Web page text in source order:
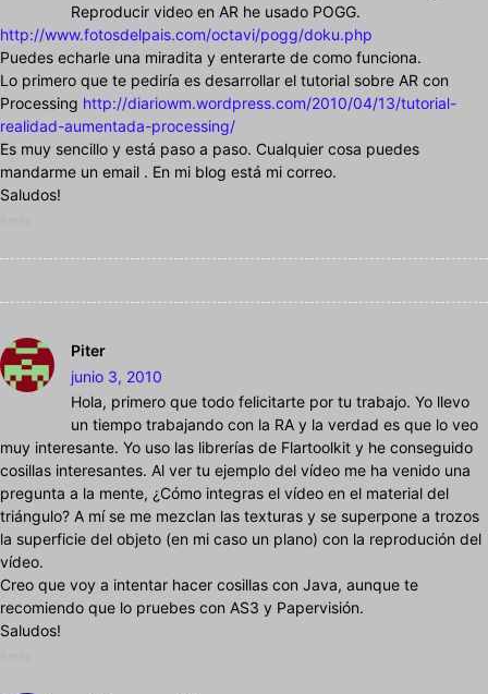
Reproducir video en AR he usado POGG.
http://www.fotosdelpais.com/octavi/pogg/doku.php
Puedes echarle una miradita y enterarte de como funciona.
Lo primero que te pediría es desarrollar el tutorial sobre AR con
Processing http://diariowm.wordpress.com/2010/04/13/tutorial-
realidad-aumentada-processing/
Es muy sencillo y está paso a paso. Cualquier cosa puedes
mandarme un email . En mi blog está mi correo.
Saludos!
Piter
junio 3, 2010
Hola, primero que todo felicitarte por tu trabajo. Yo llevo
un tiempo trabajando con la RA y la verdad es que lo veo
muy interesante. Yo uso las librerías de Flartoolkit y he conseguido
cosillas interesantes. Al ver tu ejemplo del vídeo me ha venido una
pregunta a la mente, ¿Cómo integras el vídeo en el material del
triángulo? A mí se me mezclan las texturas y se superpone a trozos
la superficie del objeto (en mi caso un plano) con la reprodución del
vídeo.
Creo que voy a intentar hacer cosillas con Java, aunque te
recomiendo que lo pruebes con AS3 y Papervisión.
Saludos!